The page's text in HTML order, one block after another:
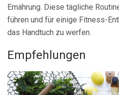
Ernährung. Diese tägliche
führen und für einige Fitness-
das Handtuch zu werfen.
Empfehlungen